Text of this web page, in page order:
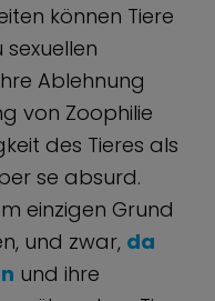
können Tiere
Ablehnung
von Zoophilie
des Tieres als
se absurd.
einzigen Grund
und zwar, da
und ihre